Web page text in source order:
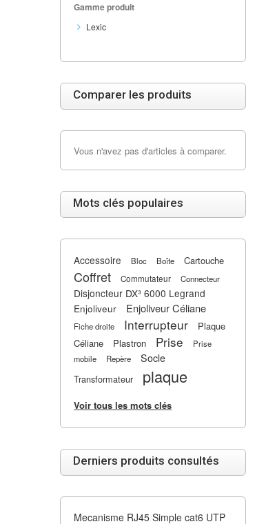
Gamme produit
Lexic
Comparer les produits
Vous n'avez pas d'articles à comparer.
Mots clés populaires
Accessoire Bloc Boîte Cartouche
Coffret Commutateur Connecteur
Disjoncteur DX³ 6000 Legrand
Enjoliveur
Enjoliveur Céliane
Fiche droite Interrupteur
Plaque
Céliane
Plastron Prise
Prise
mobile
Repère Socle
Transformateur plaque
Voir tous les mots clés
Derniers produits consultés
Mecanisme RJ45 Simple cat6 UTP